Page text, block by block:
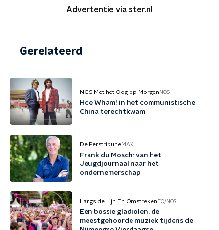
Advertentie via ster.nl
Gerelateerd
NOS Met het Oog op Morgen NOS
Hoe Wham! in het communistische
China terechtkwam
De PerstribuneMAX
Frank du Mosch: van het
Jeugdjournaal naar het
ondernemerschap
Langs de Lijn En Omstreken EO/NOS
Een bossie gladiolen: de
meestgehoorde muziek tijdens de